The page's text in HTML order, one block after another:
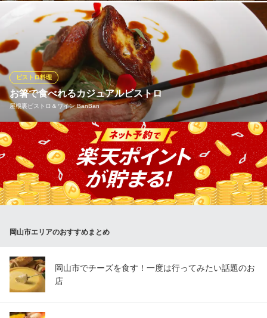
ビストロの温かな雰囲気の中、クラシックフレンチの技法で仕上
げられた一皿と厳選されたワインが待っています。伝統的なフラ
ンス料理をベースとしながらも、もっと気軽に楽しんでいただき
たい。そんな思いでビストロをOPENしました。絶品料理の数々
とワインの豊かな風味が織り成す、特別なひとときをお楽しみく
ださい。
ビストロ etroit（エトロワ）
ビストロ
ＪＲ岡山駅 徒歩3分
岡山県岡山市北区駅元町28-13
お箸で食べれるカジュアルビストロ
屋根裏ビストロ＆ワイン BanBan
ビストロ料理
堅苦しくなくカジュアルにフレンチメニューを楽しめるビストロ
バルです。 会社帰りに、デートに、記念日に、打ち上げに、様々
なシーンでご利用下さい。
屋根裏ビストロ＆ワイン BanBan
岡山県岡山市北区本町2-14
岡山市エリアのおすすめまとめ
岡山市でチーズを食す！一度は行ってみたい話題のお
店